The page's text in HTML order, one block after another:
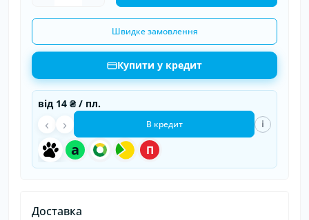
Швидке замовлення
Купити у кредит
від 14 ₴ / пл.
‹
a
П
› В кредит i
Доставка